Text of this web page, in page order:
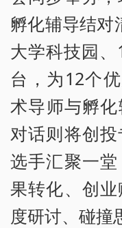
孵化辅导结对
大学科技园
台，为12个
术导师与孵
对话则将创
选手汇聚一
果转化、创
度研讨、碰撞